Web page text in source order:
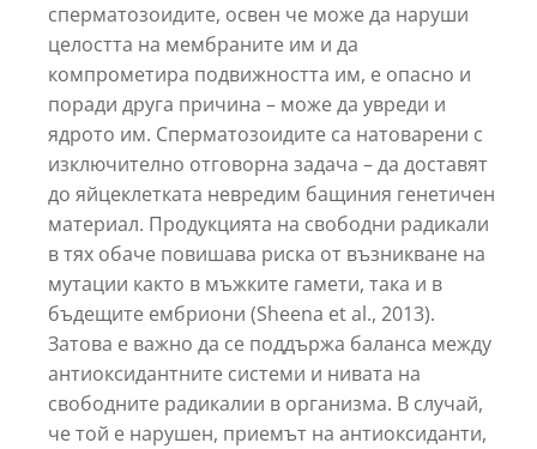
сперматозоидите, освен че може да наруши
целостта на мембраните им и да
компрометира подвижността им, е опасно и
поради друга причина – може да увреди и
ядрото им. Сперматозоидите са натоварени с
изключително отговорна задача – да доставят
до яйцеклетката невредим бащиния генетичен
материал. Продукцията на свободни радикали
в тях обаче повишава риска от възникване на
мутации както в мъжките гамети, така и в
бъдещите ембриони (Sheena et al., 2013).
Затова е важно да се поддържа баланса между
антиоксидантните системи и нивата на
свободните радикалии в организма. В случай,
че той е нарушен, приемът на антиоксиданти,